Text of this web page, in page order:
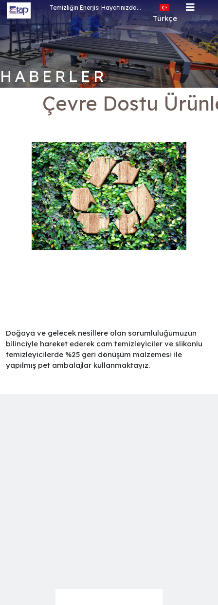
Temizliğin Enerjisi Hayatınızda...
Türkçe
Türkçe
English
Rusça
Arapça
HABERLER
Çevre Dostu
Doğaya ve gelecek nesillere olan sorumluluğumuzun
bilinciyle hareket ederek cam temizleyiciler ve slikonlu
temizleyicilerde %25 geri dönüşüm malzemesi ile
yapılmış pet ambalajlar kullanmaktayız.